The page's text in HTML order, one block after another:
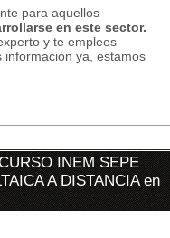
para aquellos
en este sector.
y te emplees
ya, estamos
INEM SEPE
A DISTANCIA en